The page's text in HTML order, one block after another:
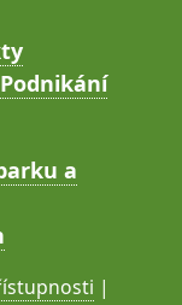
Podnikání
a
|